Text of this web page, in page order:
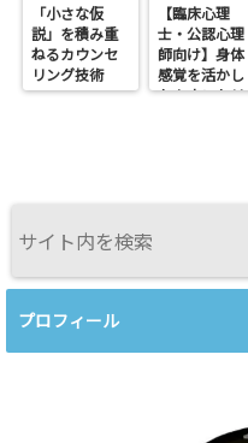
「小さな仮
説」を積み重
ねるカウンセ
リング技術
【臨床心理
士・公認心理
師向け】身体
感覚を活かし
たカウンセリ
プロフィール